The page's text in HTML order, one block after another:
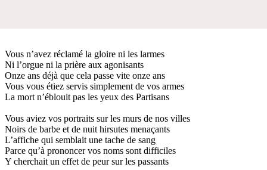
Vous n’avez réclamé la gloire ni les larmes
Ni l’orgue ni la prière aux agonisants
Onze ans déjà que cela passe vite onze ans
Vous vous étiez servis simplement de vos armes
La mort n’éblouit pas les yeux des Partisans
Vous aviez vos portraits sur les murs de nos villes
Noirs de barbe et de nuit hirsutes menaçants
L’affiche qui semblait une tache de sang
Parce qu’à prononcer vos noms sont difficiles
Y cherchait un effet de peur sur les passants